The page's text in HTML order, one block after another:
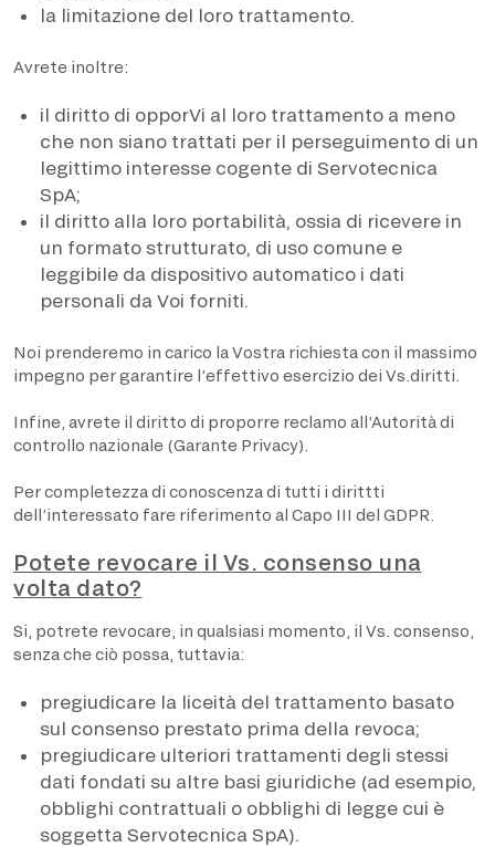
la limitazione del loro trattamento.
Avrete inoltre:
il diritto di opporVi al loro trattamento a meno
che non siano trattati per il perseguimento di un
legittimo interesse cogente di Servotecnica
SpA;
il diritto alla loro portabilità, ossia di ricevere in
un formato strutturato, di uso comune e
leggibile da dispositivo automatico i dati
personali da Voi forniti.
Noi prenderemo in carico la Vostra richiesta con il massimo
impegno per garantire l’effettivo esercizio dei Vs.diritti.
Infine, avrete il diritto di proporre reclamo all’Autorità di
controllo nazionale (Garante Privacy).
Per completezza di conoscenza di tutti i dirittti
dell’interessato fare riferimento al Capo III del GDPR.
Potete revocare il Vs. consenso una
volta dato?
Si, potrete revocare, in qualsiasi momento, il Vs. consenso,
senza che ciò possa, tuttavia:
pregiudicare la liceità del trattamento basato
sul consenso prestato prima della revoca;
pregiudicare ulteriori trattamenti degli stessi
dati fondati su altre basi giuridiche (ad esempio,
obblighi contrattuali o obblighi di legge cui è
soggetta Servotecnica SpA).